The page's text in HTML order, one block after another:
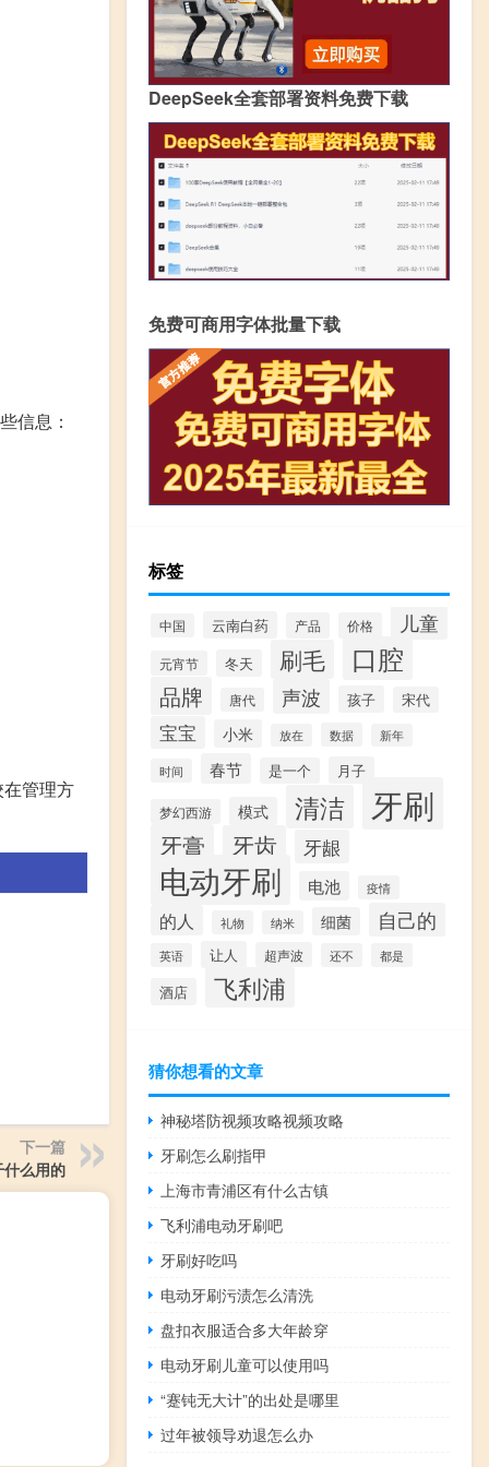
信息：
管理方
下一篇
么用的
DeepSeek全套部署资料免费下载
免费可商用字体批量下载
标签
中国 云南白药 产品 价格 儿童
元宵节 冬天 刷毛 口腔
品牌 唐代 声波 孩子 宋代
宝宝 小米 放在 数据 新年
时间 春节 是一个 月子
梦幻西游 模式 清洁 牙刷
牙膏 牙齿 牙龈
电动牙刷 电池 疫情
的人 礼物 纳米 细菌 自己的
英语 让人 超声波 还不 都是
酒店 飞利浦
猜你想看的文章
神秘塔防视频攻略视频攻略
牙刷怎么刷指甲
上海市青浦区有什么古镇
飞利浦电动牙刷吧
牙刷好吃吗
电动牙刷污渍怎么清洗
盘扣衣服适合多大年龄穿
电动牙刷儿童可以使用吗
“蹇钝无大计”的出处是哪里
过年被领导劝退怎么办